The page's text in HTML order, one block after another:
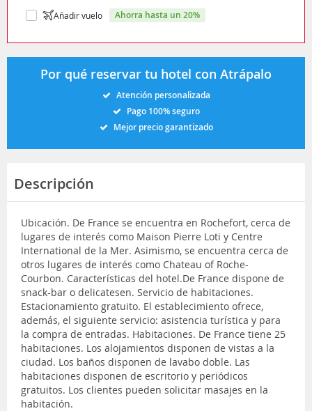
Añadir vuelo ahorra hasta un 20%
Por qué reservar tu hotel con Atrápalo
Atención personalizada
Pago 100% seguro
Mejor precio garantizado
Descripción
Ubicación. De France se encuentra en Rochefort, cerca de
lugares de interés como Maison Pierre Loti y Centre
International de la Mer. Asimismo, se encuentra cerca de
otros lugares de interés como Chateau of Roche-
Courbon. Características del hotel.De France dispone de
snack-bar o delicatesen. Servicio de habitaciones.
Estacionamiento gratuito. El establecimiento ofrece,
además, el siguiente servicio: asistencia turística y para
la compra de entradas. Habitaciones. De France tiene 25
habitaciones. Los alojamientos disponen de vistas a la
ciudad. Los baños disponen de lavabo doble. Las
habitaciones disponen de escritorio y periódicos
gratuitos. Los clientes pueden solicitar masajes en la
habitación.